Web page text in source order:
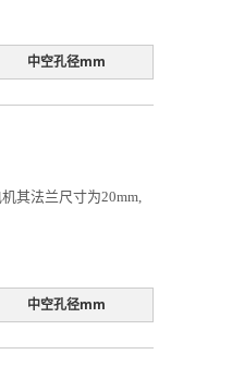
中空孔径mm
其法兰尺寸为20mm,
中空孔径mm